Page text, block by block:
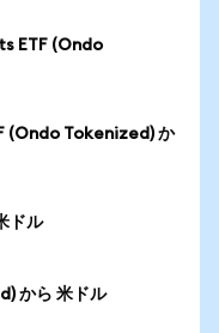
ETF (Ondo
(Ondo Tokenized) か
ドル
から 米ドル